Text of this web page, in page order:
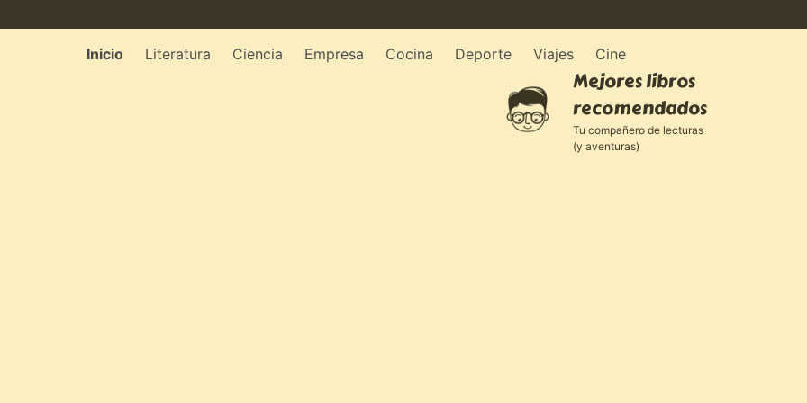
Inicio Literatura Ciencia Empresa Cocina Deporte Viajes Cine
Mejores libros
recomendados
Tu compañero de lecturas
(y aventuras)